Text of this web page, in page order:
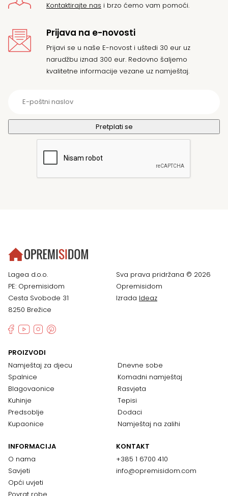
Kontaktirajte nas i brzo ćemo vam pomoći.
Prijava na e-novosti
Prijavi se u naše E-novost i uštedi 30 eur uz
narudžbu iznad 300 eur. Redovno šaljemo
kvalitetne informacije vezane uz namještaj.
Lagea d.o.o.
PE: Opremisidom
Cesta Svobode 31
8250 Brežice
Sva prava pridržana © 2026
Opremisidom
Izrada Ideaz
PROIZVODI
Namještaj za djecu
Spalnice
Blagovaonice
Kuhinje
Predsoblje
Kupaonice
Dnevne sobe
Komadni namještaj
Rasvjeta
Tepisi
Dodaci
Namještaj na zalihi
INFORMACIJA
O nama
Savjeti
Opći uvjeti
KONTAKT
+385 1 6700 410
info@opremisidom.com